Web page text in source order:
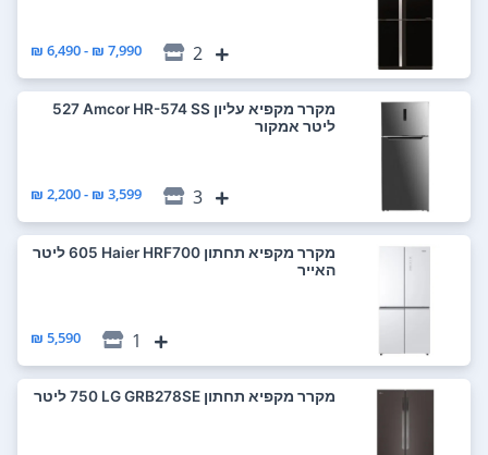
2
7,990 ₪ - 6,490 ₪
מקרר ‏מקפיא עליון Amcor HR-574 SS ‏527
‏ליטר אמקור
3
3,599 ₪ - 2,200 ₪
מקרר ‏מקפיא תחתון Haier HRF700 ‏605 ‏ליטר
האייר
1
5,590 ₪
מקרר ‏מקפיא תחתון LG GRB278SE ‏750 ‏ליטר